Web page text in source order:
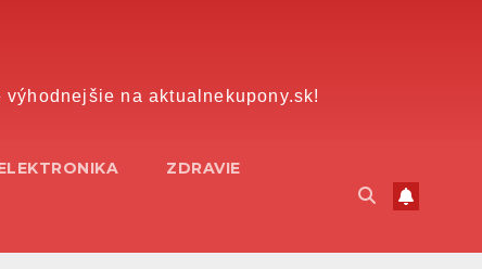
na aktualnekupony.sk!
ZDRAVIE